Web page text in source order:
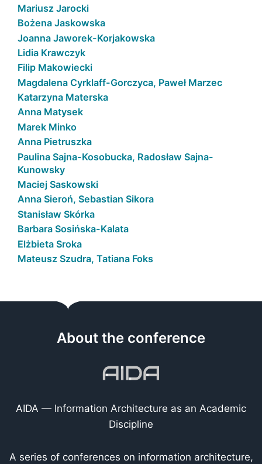
Mariusz Jarocki
Bożena Jaskowska
Joanna Jaworek-Korjakowska
Lidia Krawczyk
Filip Makowiecki
Magdalena Cyrklaff-Gorczyca, Paweł Marzec
Katarzyna Materska
Anna Matysek
Marek Minko
Anna Pietruszka
Paulina Sajna-Kosobucka, Radosław Sajna-
Kunowsky
Maciej Saskowski
Anna Sieroń, Sebastian Sikora
Stanisław Skórka
Barbara Sosińska-Kalata
Elżbieta Sroka
Mateusz Szudra, Tatiana Foks
About the conference
AIDA — Information Architecture as an Academic
Discipline
A series of conferences on information architecture,